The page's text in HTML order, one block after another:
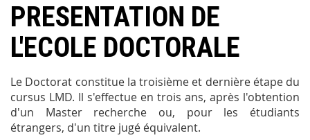
PRESENTATION DE
L'ECOLE DOCTORALE
Le Doctorat constitue la troisième et dernière étape du
cursus LMD. Il s'effectue en trois ans, après l'obtention
d'un Master recherche ou, pour les étudiants
étrangers, d'un titre jugé équivalent.